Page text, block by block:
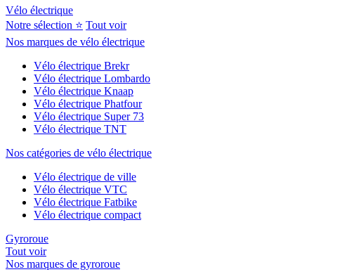
Vélo électrique
Notre sélection ⭐ Tout voir
Nos marques de vélo électrique
Vélo électrique Brekr
Vélo électrique Lombardo
Vélo électrique Knaap
Vélo électrique Phatfour
Vélo électrique Super 73
Vélo électrique TNT
Nos catégories de vélo électrique
Vélo électrique de ville
Vélo électrique VTC
Vélo électrique Fatbike
Vélo électrique compact
Gyroroue
Tout voir
Nos marques de gyroroue